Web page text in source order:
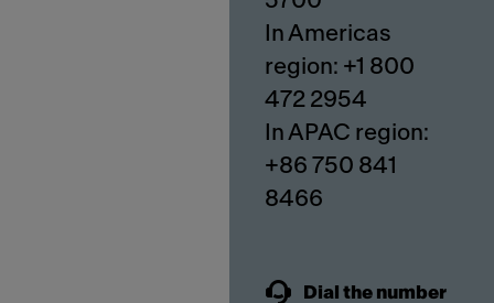
In Americas
region: +1 800
472 2954
In APAC region:
+86 750 841
8466
Dial the number